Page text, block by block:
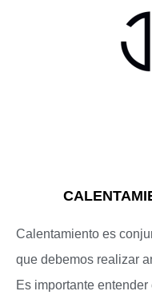
Calentamiento es
que debemos realizar
Es importante